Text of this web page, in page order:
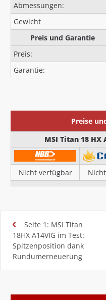
Abmessungen:
Gewicht
Preis und Garantie
Preis:
Garantie:
Preise
MSI Titan 18 HX
Nicht verfügbar
Seite 1: MSI Titan
18HX A14VIG im Test:
Spitzenposition dank
Rundumerneuerung